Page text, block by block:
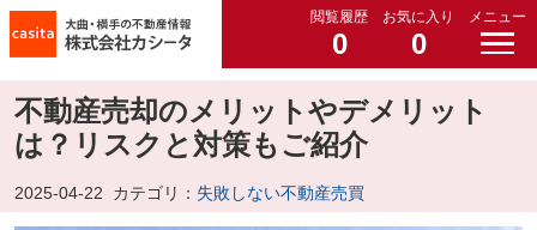
閲覧履歴
0
お気に入り
0
メニュー
不動産売却のメリットやデメリット
は？リスクと対策もご紹介
2025-04-22 カテゴリ： 失敗しない不動産売買